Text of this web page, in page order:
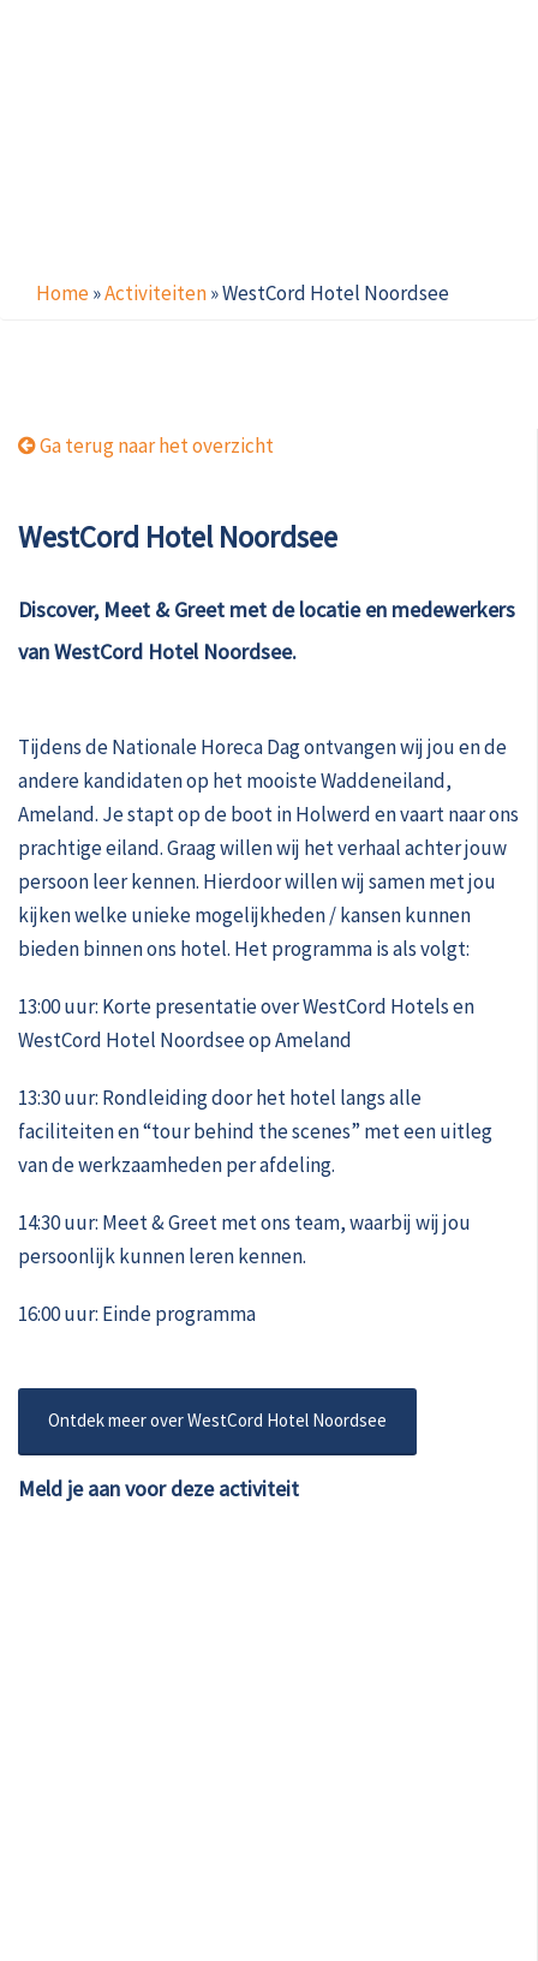
Home»Activiteiten»WestCord Hotel Noordsee
Ga terug naar het overzicht
WestCord Hotel Noordsee
Discover, Meet & Greet met de locatie en medewerkers
van WestCord Hotel Noordsee.
Tijdens de Nationale Horeca Dag ontvangen wij jou en de
andere kandidaten op het mooiste Waddeneiland,
Ameland. Je stapt op de boot in Holwerd en vaart naar ons
prachtige eiland. Graag willen wij het verhaal achter jouw
persoon leer kennen. Hierdoor willen wij samen met jou
kijken welke unieke mogelijkheden / kansen kunnen
bieden binnen ons hotel. Het programma is als volgt:
13:00 uur: Korte presentatie over WestCord Hotels en
WestCord Hotel Noordsee op Ameland
13:30 uur: Rondleiding door het hotel langs alle
faciliteiten en “tour behind the scenes” met een uitleg
van de werkzaamheden per afdeling.
14:30 uur: Meet & Greet met ons team, waarbij wij jou
persoonlijk kunnen leren kennen.
16:00 uur: Einde programma
Ontdek meer over WestCord Hotel Noordsee
Meld je aan voor deze activiteit